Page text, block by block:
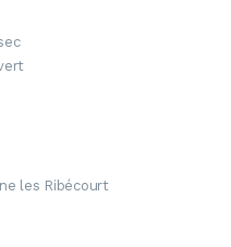
les Ribécourt